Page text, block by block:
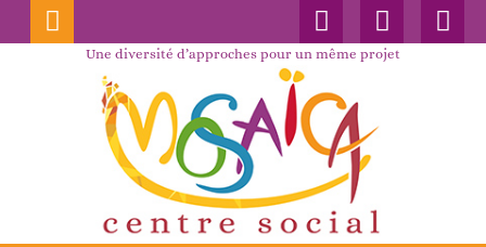
Une diversité d’approches pour un même projet